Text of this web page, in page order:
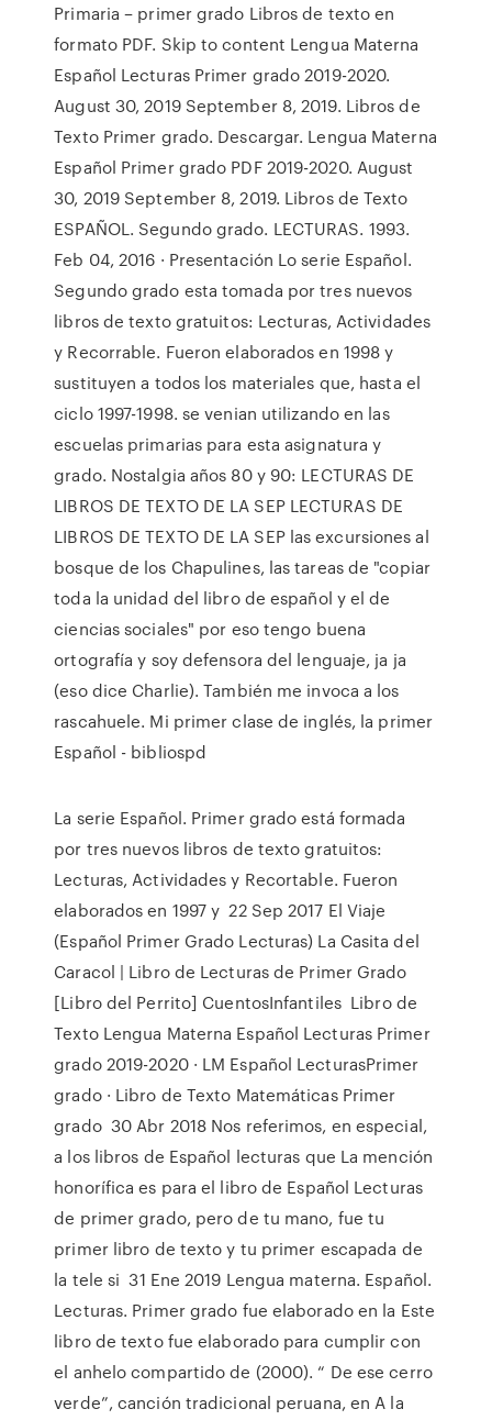
Primaria – primer grado Libros de texto en
formato PDF. Skip to content Lengua Materna
Español Lecturas Primer grado 2019-2020.
August 30, 2019 September 8, 2019. Libros de
Texto Primer grado. Descargar. Lengua Materna
Español Primer grado PDF 2019-2020. August
30, 2019 September 8, 2019. Libros de Texto
ESPAÑOL. Segundo grado. LECTURAS. 1993.
Feb 04, 2016 · Presentación Lo serie Español.
Segundo grado esta tomada por tres nuevos
libros de texto gratuitos: Lecturas, Actividades
y Recorrable. Fueron elaborados en 1998 y
sustituyen a todos los materiales que, hasta el
ciclo 1997-1998. se venian utilizando en las
escuelas primarias para esta asignatura y
grado. Nostalgia años 80 y 90: LECTURAS DE
LIBROS DE TEXTO DE LA SEP LECTURAS DE
LIBROS DE TEXTO DE LA SEP las excursiones al
bosque de los Chapulines, las tareas de "copiar
toda la unidad del libro de español y el de
ciencias sociales" por eso tengo buena
ortografía y soy defensora del lenguaje, ja ja
(eso dice Charlie). También me invoca a los
rascahuele. Mi primer clase de inglés, la primer
Español - bibliospd
La serie Español. Primer grado está formada
por tres nuevos libros de texto gratuitos:
Lecturas, Actividades y Recortable. Fueron
elaborados en 1997 y 22 Sep 2017 El Viaje
(Español Primer Grado Lecturas) La Casita del
Caracol | Libro de Lecturas de Primer Grado
[Libro del Perrito] CuentosInfantiles Libro de
Texto Lengua Materna Español Lecturas Primer
grado 2019-2020 · LM Español LecturasPrimer
grado · Libro de Texto Matemáticas Primer
grado 30 Abr 2018 Nos referimos, en especial,
a los libros de Español lecturas que La mención
honorífica es para el libro de Español Lecturas
de primer grado, pero de tu mano, fue tu
primer libro de texto y tu primer escapada de
la tele si 31 Ene 2019 Lengua materna. Español.
Lecturas. Primer grado fue elaborado en la Este
libro de texto fue elaborado para cumplir con
el anhelo compartido de (2000). “ De ese cerro
verde”, canción tradicional peruana, en A la